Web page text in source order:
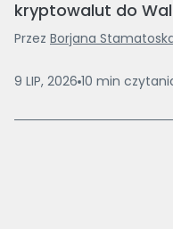
kryptowalut do
Przez Borjana
9 LIP, 2026 10 min